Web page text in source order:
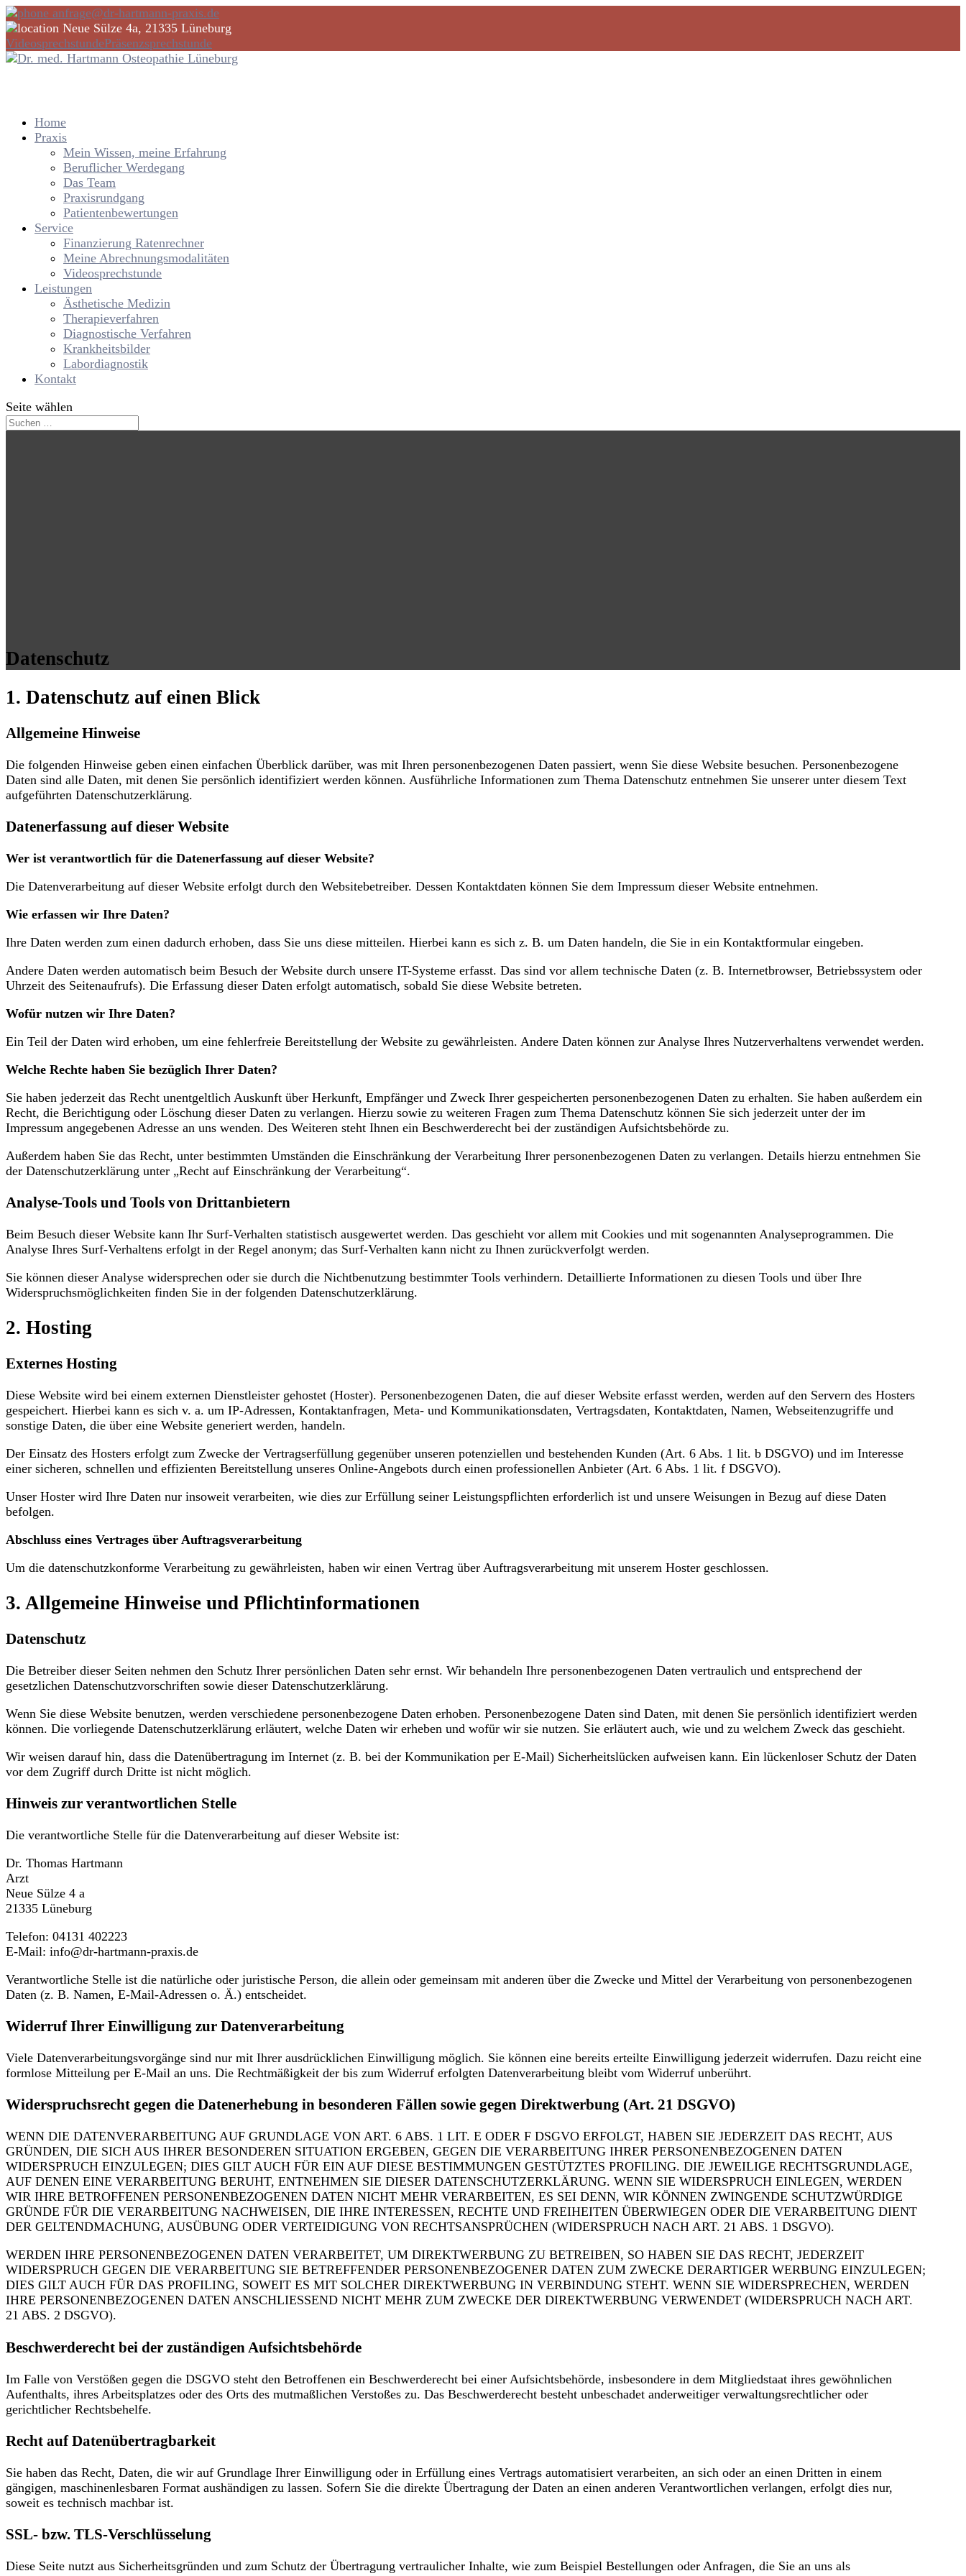
anfrage@dr-hartmann-praxis.de
Neue Sülze 4a, 21335 Lüneburg
VideosprechstundePräsenzsprechstunde
Home
Praxis
Mein Wissen, meine Erfahrung
Beruflicher Werdegang
Das Team
Praxisrundgang
Patientenbewertungen
Service
Finanzierung Ratenrechner
Meine Abrechnungsmodalitäten
Videosprechstunde
Leistungen
Ästhetische Medizin
Therapieverfahren
Diagnostische Verfahren
Krankheitsbilder
Labordiagnostik
Kontakt
Seite wählen
Datenschutz
1. Datenschutz auf einen Blick
Allgemeine Hinweise
Die folgenden Hinweise geben einen einfachen Überblick darüber, was mit Ihren personenbezogenen Daten passiert, wenn Sie diese Website besuchen. Personenbezogene
Daten sind alle Daten, mit denen Sie persönlich identifiziert werden können. Ausführliche Informationen zum Thema Datenschutz entnehmen Sie unserer unter diesem Text
aufgeführten Datenschutzerklärung.
Datenerfassung auf dieser Website
Wer ist verantwortlich für die Datenerfassung auf dieser Website?
Die Datenverarbeitung auf dieser Website erfolgt durch den Websitebetreiber. Dessen Kontaktdaten können Sie dem Impressum dieser Website entnehmen.
Wie erfassen wir Ihre Daten?
Ihre Daten werden zum einen dadurch erhoben, dass Sie uns diese mitteilen. Hierbei kann es sich z. B. um Daten handeln, die Sie in ein Kontaktformular eingeben.
Andere Daten werden automatisch beim Besuch der Website durch unsere IT-Systeme erfasst. Das sind vor allem technische Daten (z. B. Internetbrowser, Betriebssystem oder
Uhrzeit des Seitenaufrufs). Die Erfassung dieser Daten erfolgt automatisch, sobald Sie diese Website betreten.
Wofür nutzen wir Ihre Daten?
Ein Teil der Daten wird erhoben, um eine fehlerfreie Bereitstellung der Website zu gewährleisten. Andere Daten können zur Analyse Ihres Nutzerverhaltens verwendet werden.
Welche Rechte haben Sie bezüglich Ihrer Daten?
Sie haben jederzeit das Recht unentgeltlich Auskunft über Herkunft, Empfänger und Zweck Ihrer gespeicherten personenbezogenen Daten zu erhalten. Sie haben außerdem ein
Recht, die Berichtigung oder Löschung dieser Daten zu verlangen. Hierzu sowie zu weiteren Fragen zum Thema Datenschutz können Sie sich jederzeit unter der im
Impressum angegebenen Adresse an uns wenden. Des Weiteren steht Ihnen ein Beschwerderecht bei der zuständigen Aufsichtsbehörde zu.
Außerdem haben Sie das Recht, unter bestimmten Umständen die Einschränkung der Verarbeitung Ihrer personenbezogenen Daten zu verlangen. Details hierzu entnehmen Sie
der Datenschutzerklärung unter „Recht auf Einschränkung der Verarbeitung“.
Analyse-Tools und Tools von Drittanbietern
Beim Besuch dieser Website kann Ihr Surf-Verhalten statistisch ausgewertet werden. Das geschieht vor allem mit Cookies und mit sogenannten Analyseprogrammen. Die
Analyse Ihres Surf-Verhaltens erfolgt in der Regel anonym; das Surf-Verhalten kann nicht zu Ihnen zurückverfolgt werden.
Sie können dieser Analyse widersprechen oder sie durch die Nichtbenutzung bestimmter Tools verhindern. Detaillierte Informationen zu diesen Tools und über Ihre
Widerspruchsmöglichkeiten finden Sie in der folgenden Datenschutzerklärung.
2. Hosting
Externes Hosting
Diese Website wird bei einem externen Dienstleister gehostet (Hoster). Personenbezogenen Daten, die auf dieser Website erfasst werden, werden auf den Servern des Hosters
gespeichert. Hierbei kann es sich v. a. um IP-Adressen, Kontaktanfragen, Meta- und Kommunikationsdaten, Vertragsdaten, Kontaktdaten, Namen, Webseitenzugriffe und
sonstige Daten, die über eine Website generiert werden, handeln.
Der Einsatz des Hosters erfolgt zum Zwecke der Vertragserfüllung gegenüber unseren potenziellen und bestehenden Kunden (Art. 6 Abs. 1 lit. b DSGVO) und im Interesse
einer sicheren, schnellen und effizienten Bereitstellung unseres Online-Angebots durch einen professionellen Anbieter (Art. 6 Abs. 1 lit. f DSGVO).
Unser Hoster wird Ihre Daten nur insoweit verarbeiten, wie dies zur Erfüllung seiner Leistungspflichten erforderlich ist und unsere Weisungen in Bezug auf diese Daten
befolgen.
Abschluss eines Vertrages über Auftragsverarbeitung
Um die datenschutzkonforme Verarbeitung zu gewährleisten, haben wir einen Vertrag über Auftragsverarbeitung mit unserem Hoster geschlossen.
3. Allgemeine Hinweise und Pflichtinformationen
Datenschutz
Die Betreiber dieser Seiten nehmen den Schutz Ihrer persönlichen Daten sehr ernst. Wir behandeln Ihre personenbezogenen Daten vertraulich und entsprechend der
gesetzlichen Datenschutzvorschriften sowie dieser Datenschutzerklärung.
Wenn Sie diese Website benutzen, werden verschiedene personenbezogene Daten erhoben. Personenbezogene Daten sind Daten, mit denen Sie persönlich identifiziert werden
können. Die vorliegende Datenschutzerklärung erläutert, welche Daten wir erheben und wofür wir sie nutzen. Sie erläutert auch, wie und zu welchem Zweck das geschieht.
Wir weisen darauf hin, dass die Datenübertragung im Internet (z. B. bei der Kommunikation per E-Mail) Sicherheitslücken aufweisen kann. Ein lückenloser Schutz der Daten
vor dem Zugriff durch Dritte ist nicht möglich.
Hinweis zur verantwortlichen Stelle
Die verantwortliche Stelle für die Datenverarbeitung auf dieser Website ist:
Dr. Thomas Hartmann
Arzt
Neue Sülze 4 a
21335 Lüneburg
Telefon: 04131 402223
E-Mail: info@dr-hartmann-praxis.de
Verantwortliche Stelle ist die natürliche oder juristische Person, die allein oder gemeinsam mit anderen über die Zwecke und Mittel der Verarbeitung von personenbezogenen
Daten (z. B. Namen, E-Mail-Adressen o. Ä.) entscheidet.
Widerruf Ihrer Einwilligung zur Datenverarbeitung
Viele Datenverarbeitungsvorgänge sind nur mit Ihrer ausdrücklichen Einwilligung möglich. Sie können eine bereits erteilte Einwilligung jederzeit widerrufen. Dazu reicht eine
formlose Mitteilung per E-Mail an uns. Die Rechtmäßigkeit der bis zum Widerruf erfolgten Datenverarbeitung bleibt vom Widerruf unberührt.
Widerspruchsrecht gegen die Datenerhebung in besonderen Fällen sowie gegen Direktwerbung (Art. 21 DSGVO)
WENN DIE DATENVERARBEITUNG AUF GRUNDLAGE VON ART. 6 ABS. 1 LIT. E ODER F DSGVO ERFOLGT, HABEN SIE JEDERZEIT DAS RECHT, AUS
GRÜNDEN, DIE SICH AUS IHRER BESONDEREN SITUATION ERGEBEN, GEGEN DIE VERARBEITUNG IHRER PERSONENBEZOGENEN DATEN
WIDERSPRUCH EINZULEGEN; DIES GILT AUCH FÜR EIN AUF DIESE BESTIMMUNGEN GESTÜTZTES PROFILING. DIE JEWEILIGE RECHTSGRUNDLAGE,
AUF DENEN EINE VERARBEITUNG BERUHT, ENTNEHMEN SIE DIESER DATENSCHUTZERKLÄRUNG. WENN SIE WIDERSPRUCH EINLEGEN, WERDEN
WIR IHRE BETROFFENEN PERSONENBEZOGENEN DATEN NICHT MEHR VERARBEITEN, ES SEI DENN, WIR KÖNNEN ZWINGENDE SCHUTZWÜRDIGE
GRÜNDE FÜR DIE VERARBEITUNG NACHWEISEN, DIE IHRE INTERESSEN, RECHTE UND FREIHEITEN ÜBERWIEGEN ODER DIE VERARBEITUNG DIENT
DER GELTENDMACHUNG, AUSÜBUNG ODER VERTEIDIGUNG VON RECHTSANSPRÜCHEN (WIDERSPRUCH NACH ART. 21 ABS. 1 DSGVO).
WERDEN IHRE PERSONENBEZOGENEN DATEN VERARBEITET, UM DIREKTWERBUNG ZU BETREIBEN, SO HABEN SIE DAS RECHT, JEDERZEIT
WIDERSPRUCH GEGEN DIE VERARBEITUNG SIE BETREFFENDER PERSONENBEZOGENER DATEN ZUM ZWECKE DERARTIGER WERBUNG EINZULEGEN;
DIES GILT AUCH FÜR DAS PROFILING, SOWEIT ES MIT SOLCHER DIREKTWERBUNG IN VERBINDUNG STEHT. WENN SIE WIDERSPRECHEN, WERDEN
IHRE PERSONENBEZOGENEN DATEN ANSCHLIESSEND NICHT MEHR ZUM ZWECKE DER DIREKTWERBUNG VERWENDET (WIDERSPRUCH NACH ART.
21 ABS. 2 DSGVO).
Beschwerderecht bei der zuständigen Aufsichtsbehörde
Im Falle von Verstößen gegen die DSGVO steht den Betroffenen ein Beschwerderecht bei einer Aufsichtsbehörde, insbesondere in dem Mitgliedstaat ihres gewöhnlichen
Aufenthalts, ihres Arbeitsplatzes oder des Orts des mutmaßlichen Verstoßes zu. Das Beschwerderecht besteht unbeschadet anderweitiger verwaltungsrechtlicher oder
gerichtlicher Rechtsbehelfe.
Recht auf Datenübertragbarkeit
Sie haben das Recht, Daten, die wir auf Grundlage Ihrer Einwilligung oder in Erfüllung eines Vertrags automatisiert verarbeiten, an sich oder an einen Dritten in einem
gängigen, maschinenlesbaren Format aushändigen zu lassen. Sofern Sie die direkte Übertragung der Daten an einen anderen Verantwortlichen verlangen, erfolgt dies nur,
soweit es technisch machbar ist.
SSL- bzw. TLS-Verschlüsselung
Diese Seite nutzt aus Sicherheitsgründen und zum Schutz der Übertragung vertraulicher Inhalte, wie zum Beispiel Bestellungen oder Anfragen, die Sie an uns als